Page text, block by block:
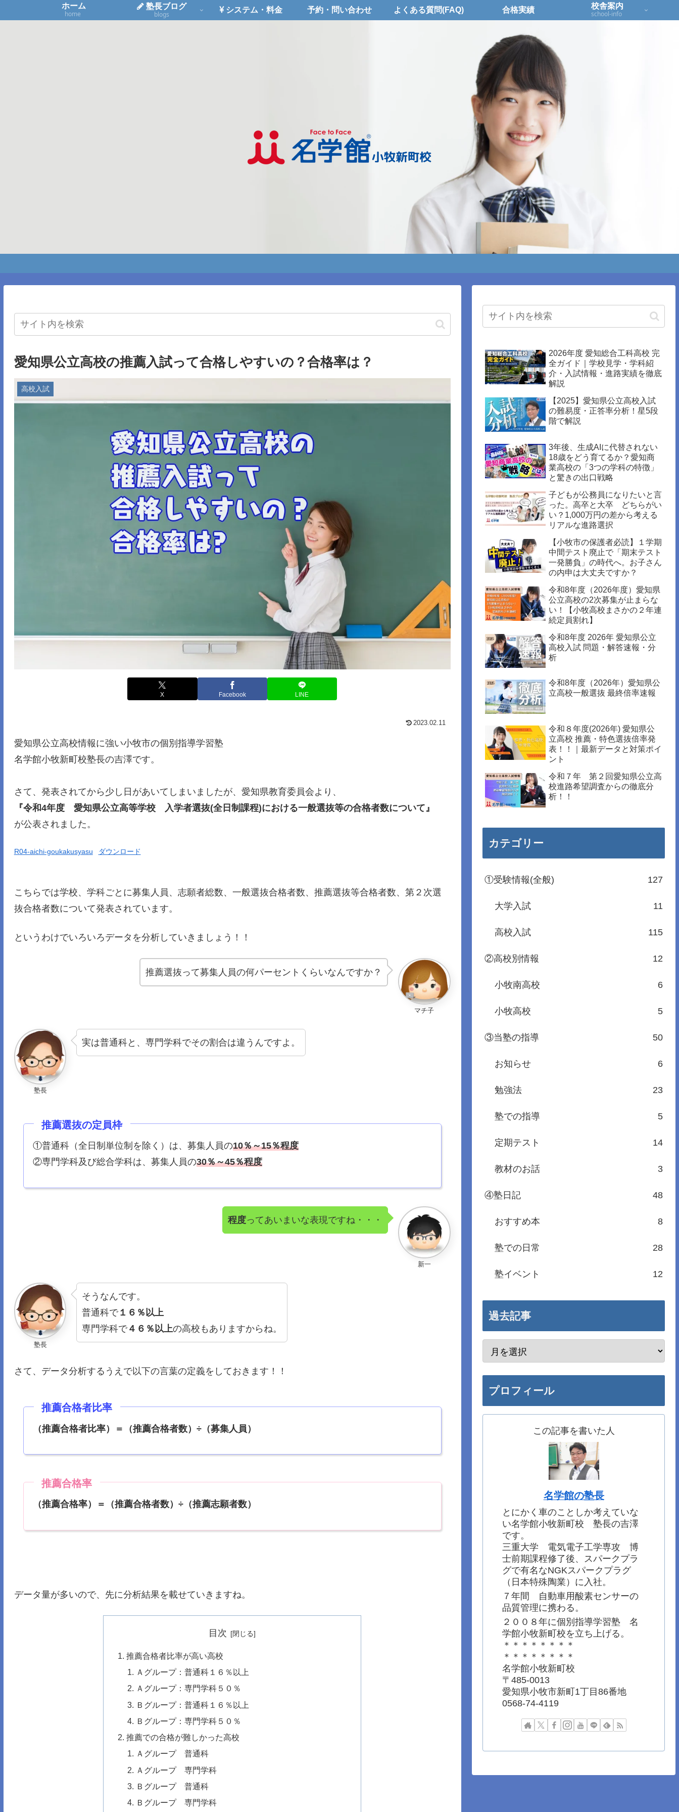
ホーム
home
塾長ブログ
blogs
システム・料金 予約・問い合わせ よくある質問(FAQ) 合格実績
校舎案内
school-info
愛知県公立高校の推薦入試って合格しやすいの？合格率は？
高校入試
X Facebook LINE
2023.02.11
愛知県公立高校情報に強い小牧市の個別指導学習塾
名学館小牧新町校塾長の吉澤です。
さて、発表されてから少し日があいてしまいましたが、愛知県教育委員会より、
『令和4年度 愛知県公立高等学校 入学者選抜(全日制課程)における一般選抜等の合格者数について』
が公表されました。
R04-aichi-goukakusyasu ダウンロード
こちらでは学校、学科ごとに募集人員、志願者総数、一般選抜合格者数、推薦選抜等合格者数、第２次選
抜合格者数について発表されています。
というわけでいろいろデータを分析していきましょう！！
マチ子
推薦選抜って募集人員の何パーセントくらいなんですか？
塾長
実は普通科と、専門学科でその割合は違うんですよ。
推薦選抜の定員枠
①普通科（全日制単位制を除く）は、募集人員の10％～15％程度
②専門学科及び総合学科は、募集人員の30％～45％程度
新一
程度ってあいまいな表現ですね・・・
塾長
そうなんです。
普通科で１６％以上
専門学科で４６％以上の高校もありますからね。
さて、データ分析するうえで以下の言葉の定義をしておきます！！
推薦合格者比率
（推薦合格者比率）＝（推薦合格者数）÷（募集人員）
推薦合格率
（推薦合格率）＝（推薦合格者数）÷（推薦志願者数）
データ量が多いので、先に分析結果を載せていきますね。
目次
推薦合格者比率が高い高校
Ａグループ：普通科１６％以上
Ａグループ：専門学科５０％
Ｂグループ：普通科１６％以上
Ｂグループ：専門学科５０％
推薦での合格が難しかった高校
Ａグループ 普通科
Ａグループ 専門学科
Ｂグループ 普通科
Ｂグループ 専門学科
2026年度 愛知総合工科高校 完
全ガイド｜学校見学・学科紹
介・入試情報・進路実績を徹底
解説
【2025】愛知県公立高校入試
の難易度・正答率分析！星5段
階で解説
3年後、生成AIに代替されない
18歳をどう育てるか？愛知商
業高校の「3つの学科の特徴」
と驚きの出口戦略
子どもが公務員になりたいと言
った。高卒と大卒 どちらがい
い？1,000万円の差から考える
リアルな進路選択
【小牧市の保護者必読】１学期
中間テスト廃止で「期末テスト
一発勝負」の時代へ。お子さん
の内申は大丈夫ですか？
令和8年度（2026年度）愛知県
公立高校の2次募集が止まらな
い！【小牧高校まさかの２年連
続定員割れ】
令和8年度 2026年 愛知県公立
高校入試 問題・解答速報・分
析
令和8年度（2026年）愛知県公
立高校一般選抜 最終倍率速報
令和８年度(2026年) 愛知県公
立高校 推薦・特色選抜倍率発
表！！｜最新データと対策ポイ
ント
令和７年 第２回愛知県公立高
校進路希望調査からの徹底分
析！！
カテゴリー
①受験情報(全般) 127
大学入試 11
高校入試 115
②高校別情報 12
小牧南高校 6
小牧高校 5
③当塾の指導 50
お知らせ 6
勉強法 23
塾での指導 5
定期テスト 14
教材のお話 3
④塾日記 48
おすすめ本 8
塾での日常 28
塾イベント 12
過去記事
プロフィール
この記事を書いた人
名学館の塾長
とにかく車のことしか考えていな
い名学館小牧新町校 塾長の吉澤
です。
三重大学 電気電子工学専攻 博
士前期課程修了後、スパークプラ
グで有名なNGKスパークプラグ
（日本特殊陶業）に入社。
７年間 自動車用酸素センサーの
品質管理に携わる。
２００８年に個別指導学習塾 名
学館小牧新町校を立ち上げる。
＊＊＊＊＊＊＊＊
＊＊＊＊＊＊＊＊
名学館小牧新町校
〒485-0013
愛知県小牧市新町1丁目86番地
0568-74-4119